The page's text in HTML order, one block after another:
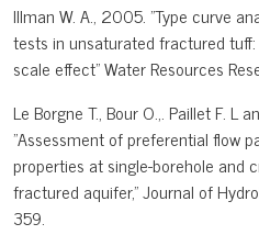
Illman W. A., 2005. "Type curve
tests in unsaturated fractured
scale effect" Water Resources
Le Borgne T., Bour O.,. Paillet F. L
"Assessment of preferential flow
properties at single-borehole and
fractured aquifer," Journal of
359.